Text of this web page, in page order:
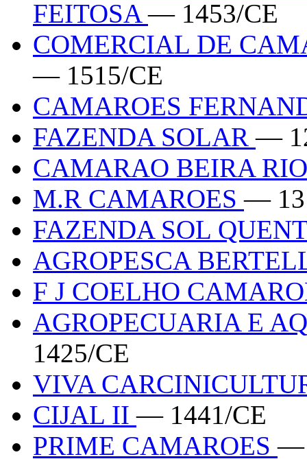
FEITOSA— 1453/CE
COMERCIAL DE
— 1515/CE
CAMAROES
FAZENDA SOLAR—
CAMARAO BEIRA
M.R CAMAROES—
FAZENDA SOL
AGROPESCA
F J COELHO
AGROPECUARIA E
1425/CE
VIVA
CIJAL II— 1441/CE
PRIME CAMAROES—